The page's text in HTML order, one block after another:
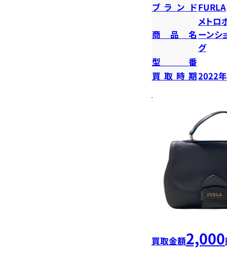
ブランドFURLA
商品名
メトロ
ーンシ
グ
型番
買取時期2022
買取金額2,000